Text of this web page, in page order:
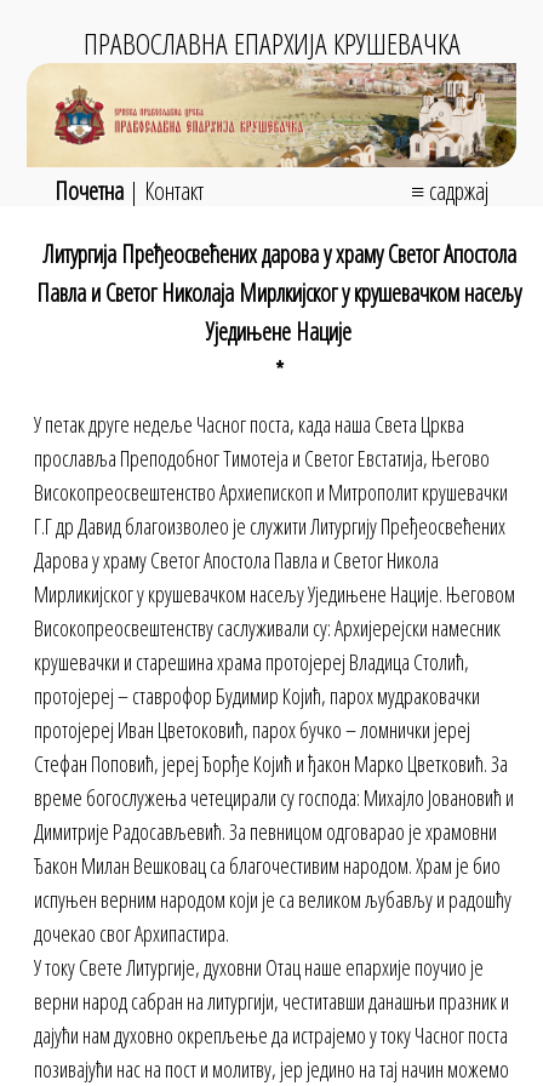
ПРАВОСЛАВНА ЕПАРХИЈА КРУШЕВАЧКА
Почетна| Контакт
≡ садржај
Литургија Пређеосвећених дарова у храму Светог Апостола
Павла и Светог Николаја Мирлкијског у крушевачком насељу
Уједињене Нације
*
У петак друге недеље Часног поста, када наша Света Црква
прославља Преподобног Тимотеја и Светог Евстатија, Његово
Високопреосвештенство Архиепископ и Митрополит крушевачки
Г.Г др Давид благоизволео је служити Литургију Пређеосвећених
Дарова у храму Светог Апостола Павла и Светог Никола
Мирликијског у крушевачком насељу Уједињене Нације. Његовом
Високопреосвештенству саслуживали су: Архијерејски намесник
крушевачки и старешина храма протојереј Владица Столић,
протојереј – ставрофор Будимир Којић, парох мудраковачки
протојереј Иван Цветоковић, парох бучко – ломнички јереј
Стефан Поповић, јереј Ђорђе Којић и ђакон Марко Цветковић. За
време богослужења четецирали су господа: Михајло Јовановић и
Димитрије Радосављевић. За певницом одговарао је храмовни
Ђакон Милан Вешковац са благочестивим народом. Храм је био
испуњен верним народом који је са великом љубављу и радошћу
дочекао свог Архипастира.
У току Свете Литургије, духовни Отац наше епархије поучио је
верни народ сабран на литургији, честитавши данашњи празник и
дајући нам духовно окрепљење да истрајемо у току Часног поста
позивајући нас на пост и молитву, јер једино на тај начин можемо